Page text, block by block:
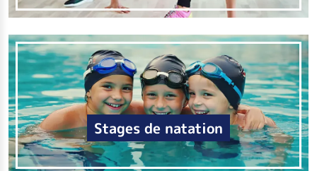
Stages de natation